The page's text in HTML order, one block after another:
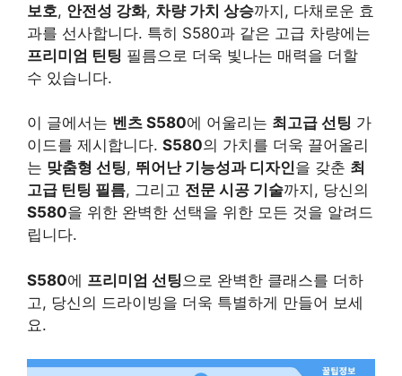
보호, 안전성 강화, 차량 가치 상승까지, 다채로운 효
과를 선사합니다. 특히 S580과 같은 고급 차량에는
프리미엄 틴팅 필름으로 더욱 빛나는 매력을 더할
수 있습니다.
이 글에서는 벤츠 S580에 어울리는 최고급 선팅 가
이드를 제시합니다. S580의 가치를 더욱 끌어올리
는 맞춤형 선팅, 뛰어난 기능성과 디자인을 갖춘 최
고급 틴팅 필름, 그리고 전문 시공 기술까지, 당신의
S580을 위한 완벽한 선택을 위한 모든 것을 알려드
립니다.
S580에 프리미엄 선팅 으로 완벽한 클래스를 더하
고, 당신의 드라이빙을 더욱 특별하게 만들어 보세
요.